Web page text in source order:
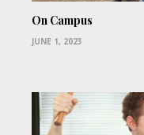
On Campus
JUNE 1, 2023